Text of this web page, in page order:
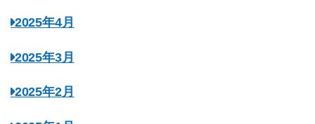
2025年4月
2025年3月
2025年2月